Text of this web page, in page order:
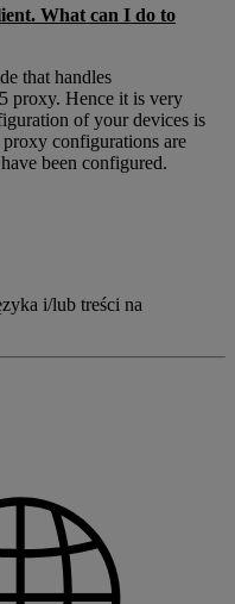
What can I do to
that handles
proxy. Hence it is very
of your devices is
configurations are
been configured.
i/lub treści na